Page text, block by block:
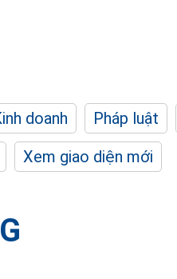
doanh Pháp luật
Xem giao diện mới